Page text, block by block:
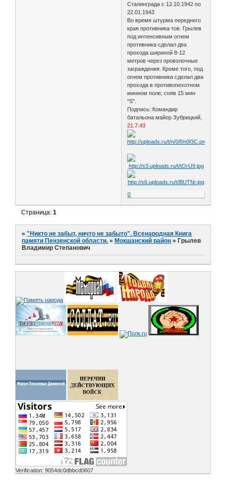
Сталинграда с 12.10.1942 по
22.01.1943
Во время штурма переднего
края противника тов. Грылев
под интенсивным огнем
противника сделал два
прохода шириной 8-12
метров через проволочные
заграждения. Кроме того, под
огнем противника сделал два
прохода в противопехотном
минном поле, сняв 15 мин
"S".
Подпись: Командир
батальона майор Зубрицкий,
21.7.43
0
Страница:1
»"Никто не забыт, ничто не забыто". Всенародная Книга
памяти Пензенской области. »Мокшанский район »Грылев
Владимир Степанович
Verification: 9054dc0dbbcd0607